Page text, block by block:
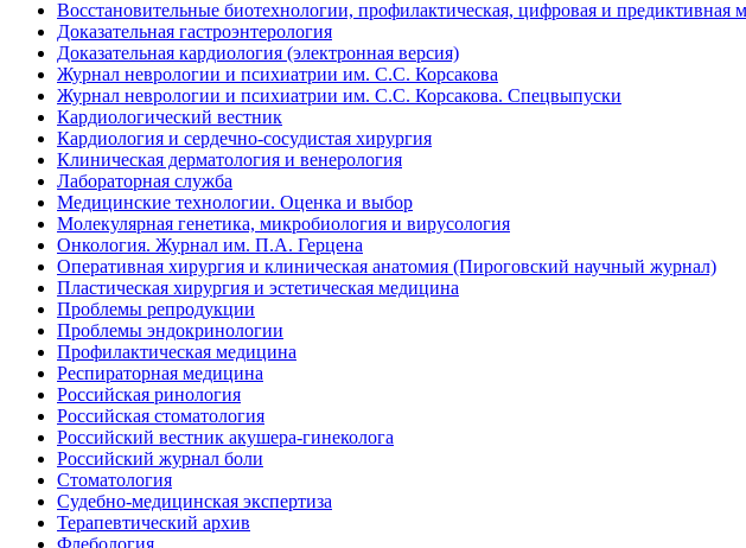
Восстановительные биотехнологии, профилактическая, цифровая и предиктивная
Доказательная гастроэнтерология
Доказательная кардиология (электронная версия)
Журнал неврологии и психиатрии им. С.С. Корсакова
Журнал неврологии и психиатрии им. С.С. Корсакова. Спецвыпуски
Кардиологический вестник
Кардиология и сердечно-сосудистая хирургия
Клиническая дерматология и венерология
Лабораторная служба
Медицинские технологии. Оценка и выбор
Молекулярная генетика, микробиология и вирусология
Онкология. Журнал им. П.А. Герцена
Оперативная хирургия и клиническая анатомия (Пироговский научный журнал)
Пластическая хирургия и эстетическая медицина
Проблемы репродукции
Проблемы эндокринологии
Профилактическая медицина
Респираторная медицина
Российская ринология
Российская стоматология
Российский вестник акушера-гинеколога
Российский журнал боли
Стоматология
Судебно-медицинская экспертиза
Терапевтический архив
Флебология